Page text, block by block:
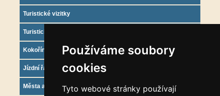
Používáme soubory
cookies
Tyto webové stránky používají
Turistické vizitky
Turistický deník
Kokořínsko info
Jízdní řády
Města a obce